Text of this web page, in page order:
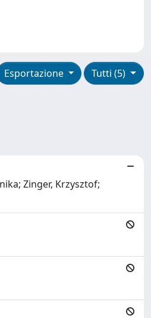
Tutti (5)
Esportazione
Zinger, Krzysztof;